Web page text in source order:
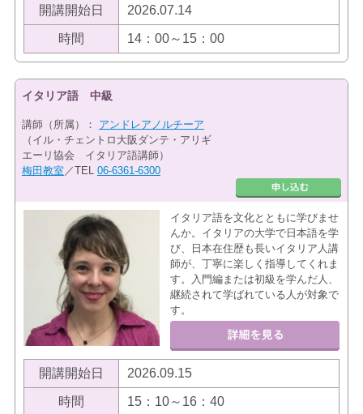
開講開始日 2026.07.14
時間 14：00～15：00
イタリア語 中級
講師（所属）： アンドレアノルチーア
（イル・チェントロ大阪ダンテ・アリギ
エーリ協会 イタリア語講師）
梅田教室 ／TEL 06-6361-6300
イタリア語を文化とともに学びませ
んか。イタリアの大学で日本語を学
び、日本在住歴も長いイタリア人講
師が、丁寧に楽しく指導してくれま
す。入門編または初級を学んだ人、
継続されて学ばれている人が対象で
す。
開講開始日 2026.09.15
時間 15：10～16：40